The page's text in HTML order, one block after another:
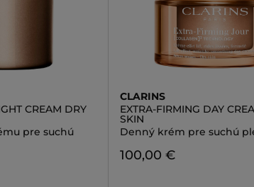
CREAM DRY
pre suchú
CLARINS
EXTRA-FIRMING DAY
SKIN
Denný krém pre suchú
100,00 €